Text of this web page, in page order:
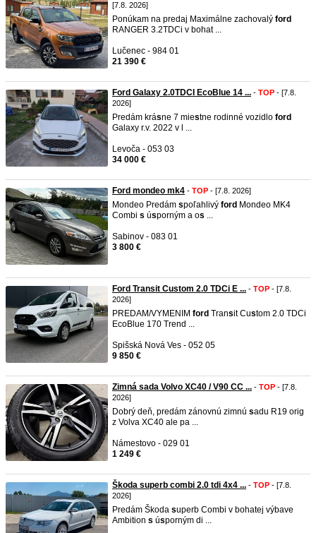
[7.8. 2026]
Ponúkam na predaj Maximálne zachovalý ford
RANGER 3.2TDCi v bohat ...
Lučenec - 984 01
21 390 €
Ford Galaxy 2.0TDCI EcoBlue 14 ... - TOP - [7.8.
2026]
Predám krásne 7 miestne rodinné vozidlo ford
Galaxy r.v. 2022 v l ...
Levoča - 053 03
34 000 €
Ford mondeo mk4 - TOP - [7.8. 2026]
Mondeo Predám spoľahlivý ford Mondeo MK4
Combi s úsporným a os ...
Sabinov - 083 01
3 800 €
Ford Transit Custom 2.0 TDCi E ... - TOP - [7.8.
2026]
PREDAM/VYMENIM ford Transit Custom 2.0 TDCi
EcoBlue 170 Trend ...
Spišská Nová Ves - 052 05
9 850 €
Zimná sada Volvo XC40 / V90 CC ... - TOP - [7.8.
2026]
Dobrý deň, predám zánovnú zimnú sadu R19 orig
z Volva XC40 ale pa ...
Námestovo - 029 01
1 249 €
Škoda superb combi 2.0 tdi 4x4 ... - TOP - [7.8.
2026]
Predám Škoda superb Combi v bohatej výbave
Ambition s úsporným di ...